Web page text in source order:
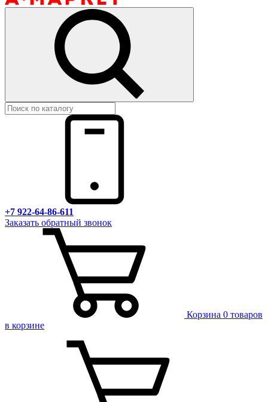
+7 922-64-86-611
Заказать обратный звонок
Корзина 0 товаров
в корзине